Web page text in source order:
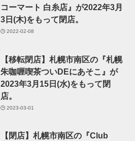
コーマート 白糸店』が2022年3月
3日(木)をもって閉店。
2022-02-08
【移転閉店】札幌市南区の『札幌
朱咖喱喫茶ついDEにあそこ』が
2023年3月15日(水)をもって閉
店。
2023-03-01
【閉店】札幌市南区の『Club